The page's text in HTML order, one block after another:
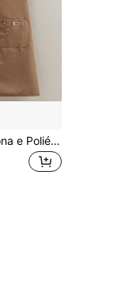
1 peça Avental de Lona e Poliéster com Bolsos, Avental de Cozinha Unissexo com Múltiplos Bolsos - Material de Lona e Poliéster, Resistente a Manchas, Perfeito para Talhantes, Padeiros e Chefs de Grelhados, Ajustável, Adequado para Cozinhar, Cozer, Grelhar, Cozinha, Casa de Banho, Casa, Tarefas Domésticas